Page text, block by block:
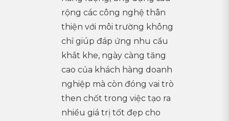
rộng các công nghệ thân
thiện với môi trường không
chỉ giúp đáp ứng nhu cầu
khắt khe, ngày càng tăng
cao của khách hàng doanh
nghiệp mà còn đóng vai trò
then chốt trong việc tạo ra
nhiều giá trị tốt đẹp cho